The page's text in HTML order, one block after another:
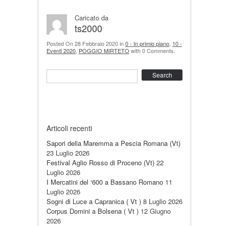
Caricato da
ts2000
Posted On 28 Febbraio 2020 in0 - In primio piano 10 -
Eventi 2020 POGGIO MIRTETO with 0 Comments.
Articoli recenti
Sapori della Maremma a Pescia Romana (Vt)
23 Luglio 2026
Festival Aglio Rosso di Proceno (Vt) 22
Luglio 2026
I Mercatini del ‘600 a Bassano Romano 11
Luglio 2026
Sogni di Luce a Capranica ( Vt ) 8 Luglio 2026
Corpus Domini a Bolsena ( Vt ) 12 Giugno
2026